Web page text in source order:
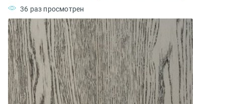
36 раз просмотрен